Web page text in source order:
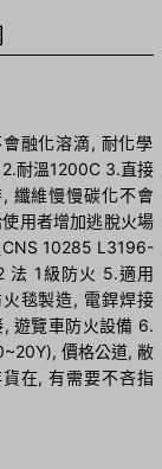
融化溶滴, 耐化學
耐溫1200C 3.直接
纖維慢慢碳化不會
用者增加逃脫火場
10285 L3196-
法 1級防火 5.適用
毯製造, 電銲焊接
遊覽車防火設備 6.
價格公道, 敝
在, 有需要不吝指